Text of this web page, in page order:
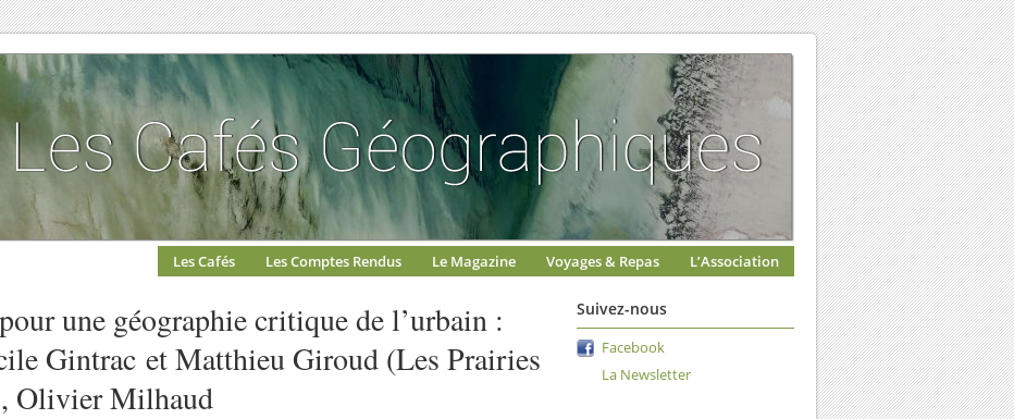
Les Cafés Les Comptes Rendus Le Magazine Voyages & Repas L’Association
une géographie critique de l’urbain :
Gintrac et Matthieu Giroud (Les Prairies
Olivier Milhaud
Suivez-nous
Facebook
La Newsletter